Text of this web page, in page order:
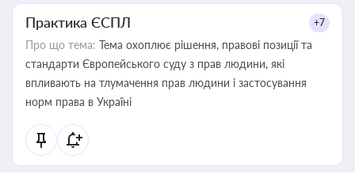
Практика ЄСПЛ +7
Про що тема: Тема охоплює рішення, правові позиції та
стандарти Європейського суду з прав людини, які
впливають на тлумачення прав людини і застосування
норм права в Україні